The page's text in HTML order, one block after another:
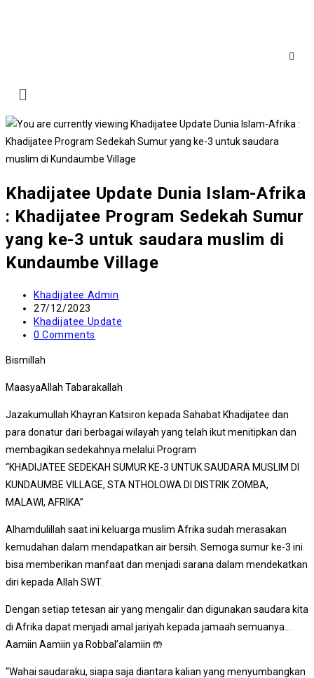
Khadijatee Update Dunia Islam-Afrika
: Khadijatee Program Sedekah Sumur
yang ke-3 untuk saudara muslim di
Kundaumbe Village
Khadijatee Admin
27/12/2023
Khadijatee Update
0 Comments
Bismillah
MaasyaAllah Tabarakallah
Jazakumullah Khayran Katsiron kepada Sahabat Khadijatee dan
para donatur dari berbagai wilayah yang telah ikut menitipkan dan
membagikan sedekahnya melalui Program
“KHADIJATEE SEDEKAH SUMUR KE-3 UNTUK SAUDARA MUSLIM DI
KUNDAUMBE VILLAGE, STA NTHOLOWA DI DISTRIK ZOMBA,
MALAWI, AFRIKA”
Alhamdulillah saat ini keluarga muslim Afrika sudah merasakan
kemudahan dalam mendapatkan air bersih. Semoga sumur ke-3 ini
bisa memberikan manfaat dan menjadi sarana dalam mendekatkan
diri kepada Allah SWT.
Dengan setiap tetesan air yang mengalir dan digunakan saudara kita
di Afrika dapat menjadi amal jariyah kepada jamaah semuanya…
Aamiin Aamiin ya Robbal’alamiin 🤲
“Wahai saudaraku, siapa saja diantara kalian yang menyumbangkan